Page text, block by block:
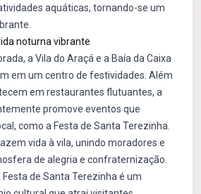
aquáticas, tornando-se um
noturna vibrante
a Vila do Araçá e a Baía da Caixa
em um centro de festividades. Além
em restaurantes flutuantes, a
promove eventos que
como a Festa de Santa Terezinha.
vida à vila, unindo moradores e
de alegria e confraternização.
Festa de Santa Terezinha é um